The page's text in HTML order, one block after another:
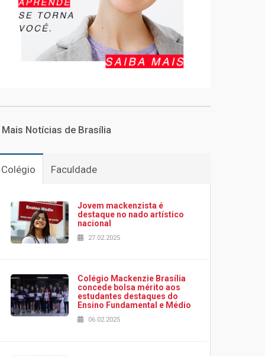
Mais Notícias de Brasília
Colégio Faculdade
Jovem mackenzista é
destaque no nado artístico
nacional
27.02.2025
Colégio Mackenzie Brasília
concede bolsa mérito aos
estudantes destaques do
Ensino Fundamental e Médio
06.02.2025